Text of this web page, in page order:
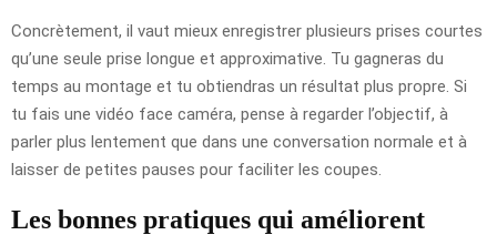
Concrètement, il vaut mieux enregistrer plusieurs prises courtes
qu’une seule prise longue et approximative. Tu gagneras du
temps au montage et tu obtiendras un résultat plus propre. Si
tu fais une vidéo face caméra, pense à regarder l’objectif, à
parler plus lentement que dans une conversation normale et à
laisser de petites pauses pour faciliter les coupes.
Les bonnes pratiques qui améliorent